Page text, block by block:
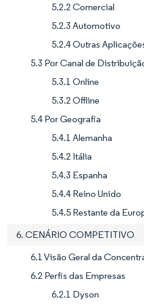
5.2.2 Comercial
5.2.3 Automotivo
5.2.4 Outras
5.3 Por Canal de
5.3.1 Online
5.3.2 Offline
5.4 Por Geografia
5.4.1 Alemanha
5.4.2 Itália
5.4.3 Espanha
5.4.4 Reino Unido
5.4.5 Restante da
6. CENÁRIO COMPETITIVO
6.1 Visão Geral da
6.2 Perfis das Empresas
6.2.1 Dyson